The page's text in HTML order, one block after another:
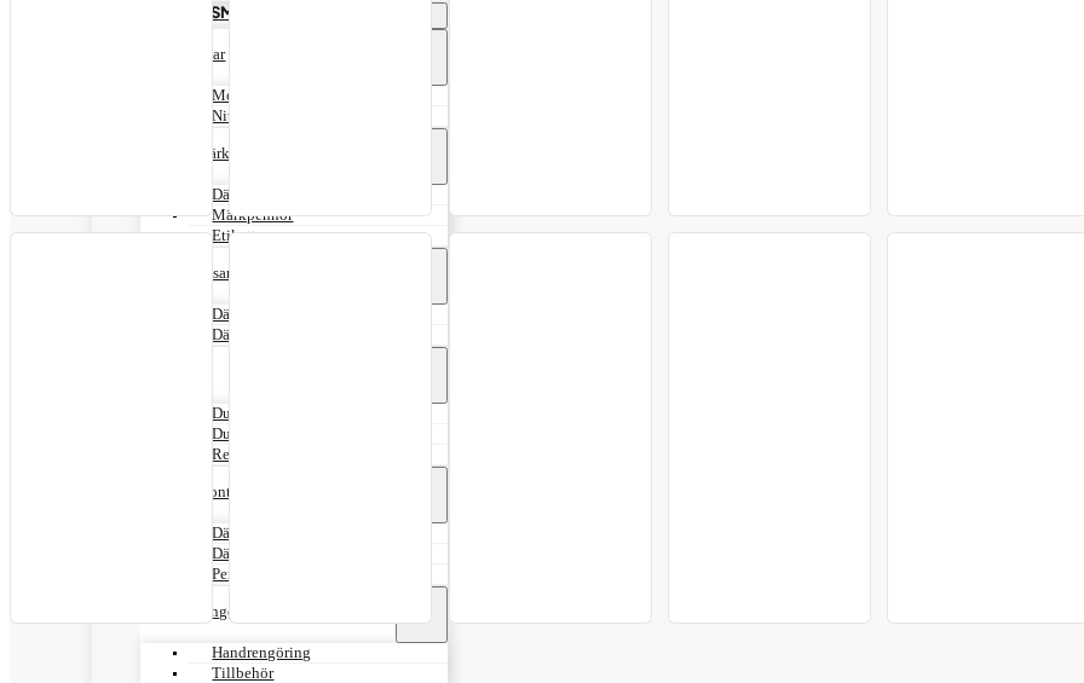
FÖRBRUKNINGSMATERIAL
Handskar
Montagehandskar
Nitrilhandskar
Däckmärkning
Däckkritor
Märkpennor
Etiketter
Däckpåsar
Däckpåsar XL
Däckpåsar XXL
Dubbar
Dubbpistoler
Reservdelar
Däckmonteringspasta
Däckpasta
Däckmonteringsvätska
Penslar
Handrengöring
Handrengöring
Tillbehör